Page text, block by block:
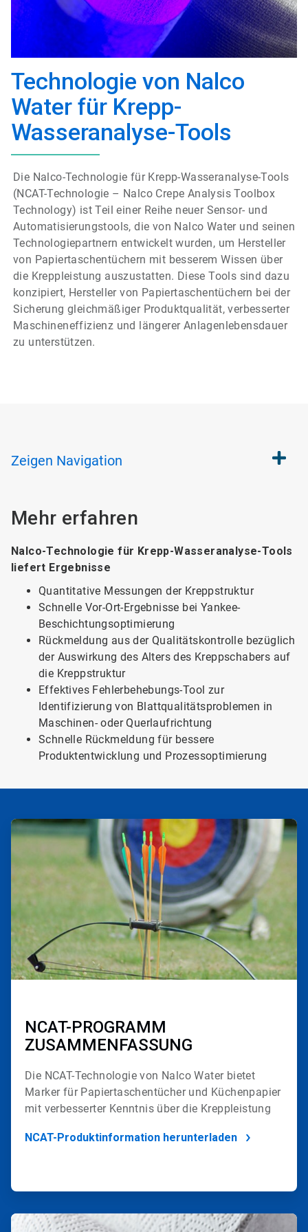
Technologie von Nalco
Water für Krepp-
Wasseranalyse-Tools
Die Nalco-Technologie für Krepp-Wasseranalyse-Tools
(NCAT-Technologie – Nalco Crepe Analysis Toolbox
Technology) ist Teil einer Reihe neuer Sensor- und
Automatisierungstools, die von Nalco Water und seinen
Technologiepartnern entwickelt wurden, um Hersteller
von Papiertaschentüchern mit besserem Wissen über
die Kreppleistung auszustatten. Diese Tools sind dazu
konzipiert, Hersteller von Papiertaschentüchern bei der
Sicherung gleichmäßiger Produktqualität, verbesserter
Maschineneffizienz und längerer Anlagenlebensdauer
zu unterstützen.
Zeigen Navigation
Mehr erfahren
Nalco-Technologie für Krepp-Wasseranalyse-Tools
liefert Ergebnisse
Quantitative Messungen der Kreppstruktur
Schnelle Vor-Ort-Ergebnisse bei Yankee-
Beschichtungsoptimierung
Rückmeldung aus der Qualitätskontrolle bezüglich
der Auswirkung des Alters des Kreppschabers auf
die Kreppstruktur
Effektives Fehlerbehebungs-Tool zur
Identifizierung von Blattqualitätsproblemen in
Maschinen- oder Querlaufrichtung
Schnelle Rückmeldung für bessere
Produktentwicklung und Prozessoptimierung
ArticleTile
1
NCAT-PROGRAMM
ZUSAMMENFASSUNG
Die NCAT-Technologie von Nalco Water bietet
Marker für Papiertaschentücher und Küchenpapier
mit verbesserter Kenntnis über die Kreppleistung
NCAT-Produktinformation herunterladen
ArticleTile